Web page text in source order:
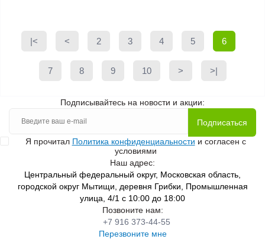
|< < 2 3 4 5 6
7 8 9 10 > >|
Подписывайтесь на новости и акции:
Подписаться
Я прочитал Политика конфиденциальности и согласен с
условиями
Наш адрес:
Центральный федеральный округ, Московская область,
городской округ Мытищи, деревня Грибки, Промышленная
улица, 4/1 с 10:00 до 18:00
Позвоните нам:
+7 916 373-44-55
Перезвоните мне